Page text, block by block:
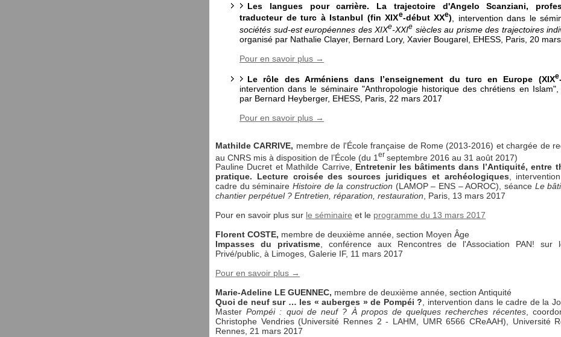
Les langues pour carrière. La trajectoire d'Angelo Scanziani,
traducteur de turc à Istanbul (fin XIXe-début XXe) , intervention dans le
sociétés sud-est européennes des XIXe-XXIe siècles au prisme des trajectoires
organisé par Nathalie Clayer, Bernard Lory, Xavier Bougarel, EHESS, Paris, 20
Pour en savoir plus →
Le rôle des Arméniens dans l’enseignement du turc en Europe (XIXe
intervention dans le séminaire "Anthropologie historique des chrétiens en Islam",
par Bernard Heyberger, EHESS, Paris, 22 mars 2017
Pour en savoir plus →
Mathilde CARRIVE, membre de l'École française de Rome (2013-2016) et chargée de
au CNRS mis à disposition de l’École (du 1 er septembre 2016 au 31 août 2017)
Pauline Ducret et Mathilde Carrive, Entretenir les bâtiments dans l’Antiquité, entre
pratique. Lecture croisée des sources juridiques et archéologiques,
cadre du séminaire Histoire de la construction (LAMOP – ENS – AOROC), séance Le
chantier perpétuel ? Entretien, réparation, restauration, Paris, 13 mars 2017
Pour en savoir plus sur le séminaire et le programme du 13 mars 2017
Florent COSTE, membre de deuxième année, section Moyen Âge
Impasses du privatisme, conférence aux Rencontres de l'Association PAN! sur
Privé/public, à Limoges, Galerie IF, 11 mars 2017
Pour en savoir plus →
Marie-Adeline LE GUENNEC, membre de deuxième année, section Antiquité
Quoi de neuf sur … les « auberges » de Pompéi ?, intervention dans le cadre de la
MasterPompéi : quoi de neuf ? À propos de quelques recherches récentes,
Christophe Vendries (Université Rennes 2 - LAHM, UMR 6566 CReAAH), Université
Rennes, 21 mars 2017